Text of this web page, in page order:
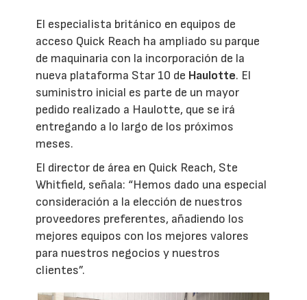
El especialista británico en equipos de
acceso Quick Reach ha ampliado su parque
de maquinaria con la incorporación de la
nueva plataforma Star 10 de Haulotte. El
suministro inicial es parte de un mayor
pedido realizado a Haulotte, que se irá
entregando a lo largo de los próximos
meses.
El director de área en Quick Reach, Ste
Whitfield, señala: “Hemos dado una especial
consideración a la elección de nuestros
proveedores preferentes, añadiendo los
mejores equipos con los mejores valores
para nuestros negocios y nuestros
clientes”.